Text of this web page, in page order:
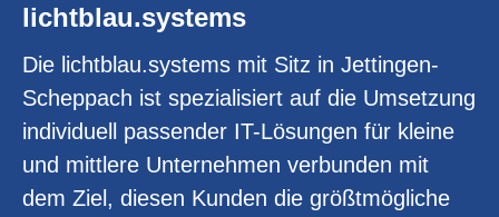
lichtblau.systems
Die lichtblau.systems mit Sitz in Jettingen-
Scheppach ist spezialisiert auf die Umsetzung
individuell passender IT-Lösungen für kleine
und mittlere Unternehmen verbunden mit
dem Ziel, diesen Kunden die größtmögliche